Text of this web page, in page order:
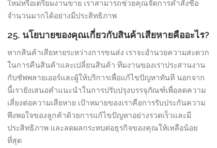
ใหม่หรือเตรียมงานขาย เราสามารถช่วยคุณจัดการคำสั่งซื้อ
จำนวนมากได้อย่างมีประสิทธิภาพ
25. นโยบายของคุณเกี่ยวกับสินค้าเสียหายคืออะไร?
หากสินค้าเสียหายระหว่างการขนส่ง เราจะอำนวยความสะดวก
ในการคืนสินค้าและเปลี่ยนสินค้า ทีมงานของเราประสานงาน
กับซัพพลายเออร์และผู้ให้บริการเพื่อแก้ไขปัญหาทันที นอกจาก
นี้เรายังเสนอคำแนะนำในการปรับปรุงบรรจุภัณฑ์เพื่อลดความ
เสี่ยงต่อความเสียหาย เป้าหมายของเราคือการรับประกันความ
พึงพอใจของลูกค้าด้วยการแก้ไขปัญหาอย่างรวดเร็วและมี
ประสิทธิภาพ และลดผลกระทบต่อธุรกิจของคุณให้เหลือน้อย
ที่สุด